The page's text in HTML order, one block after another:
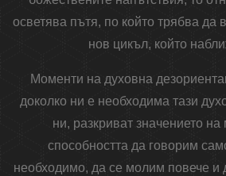
осветява пътя, по който трябва да
нов цикъл, който
Моменти на духовна
доколко ни е необходима тази
ни, разкриват значението
способността да говорим
необходимо, да се молим повече и